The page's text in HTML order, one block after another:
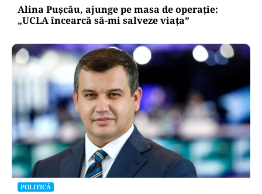
Alina Pușcău, ajunge pe masa de operație:
„UCLA încearcă să-mi salveze viața”
POLITICĂ